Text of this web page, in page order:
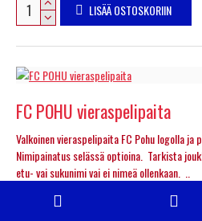
LISÄÄ OSTOSKORIIN
FC POHU vieraspelipaita
Valkoinen vieraspelipaita FC Pohu logolla ja
Nimipainatus selässä optioina. Tarkista
etu- vai sukunimi vai ei nimeä ollenkaan. ..
25.00€